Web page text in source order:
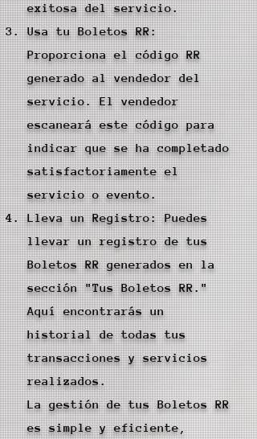
exitosa del servicio.
Usa tu Boletos RR:
Proporciona el código RR
generado al vendedor del
servicio. El vendedor
escaneará este código para
indicar que se ha completado
satisfactoriamente el
servicio o evento.
Lleva un Registro: Puedes
llevar un registro de tus
Boletos RR generados en la
sección "Tus Boletos RR."
Aquí encontrarás un
historial de todas tus
transacciones y servicios
realizados.
La gestión de tus Boletos RR
es simple y eficiente,